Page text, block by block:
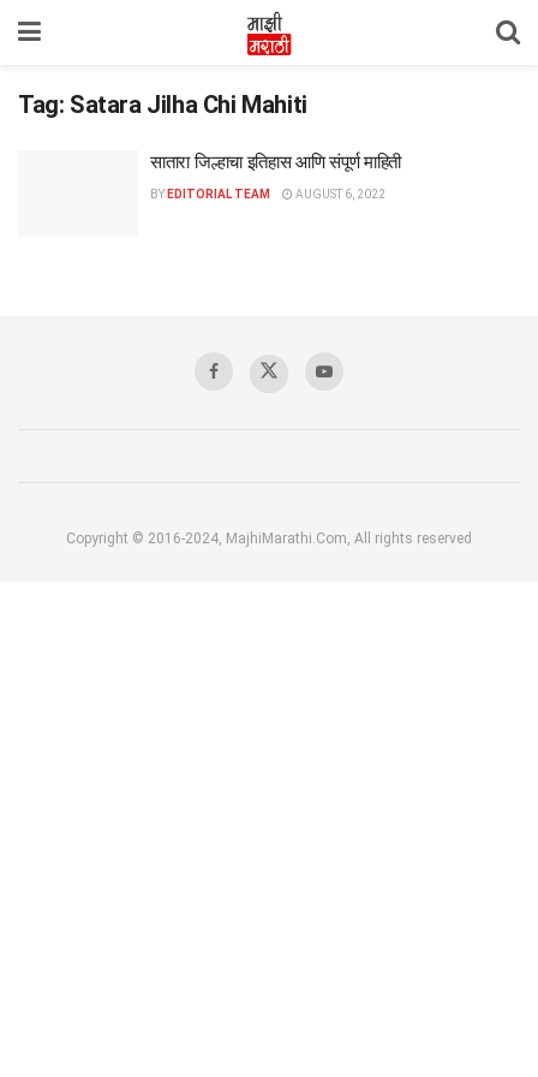
Tag: Satara Jilha Chi Mahiti
सातारा जिल्हाचा इतिहास आणि संपूर्ण माहिती
BY EDITORIAL TEAM AUGUST 6, 2022
Copyright © 2016-2024, MajhiMarathi.Com, All rights reserved